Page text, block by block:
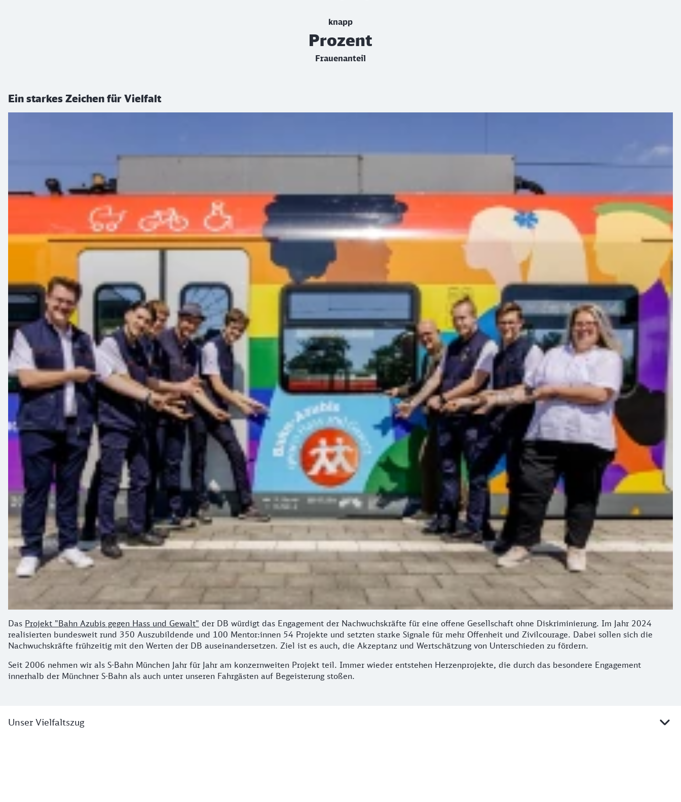
knapp
Prozent
Frauenanteil
Ein starkes Zeichen für Vielfalt
Das Projekt "Bahn Azubis gegen Hass und Gewalt" der DB würdigt das Engagement der Nachwuchskräfte für eine offene Gesellschaft ohne Diskriminierung. Im Jahr 2024
realisierten bundesweit rund 350 Auszubildende und 100 Mentor:innen 54 Projekte und setzten starke Signale für mehr Offenheit und Zivilcourage. Dabei sollen sich die
Nachwuchskräfte frühzeitig mit den Werten der DB auseinandersetzen. Ziel ist es auch, die Akzeptanz und Wertschätzung von Unterschieden zu fördern.
Seit 2006 nehmen wir als S-Bahn München Jahr für Jahr am konzernweiten Projekt teil. Immer wieder entstehen Herzenprojekte, die durch das besondere Engagement
innerhalb der Münchner S-Bahn als auch unter unseren Fahrgästen auf Begeisterung stoßen.
Unser Vielfaltszug